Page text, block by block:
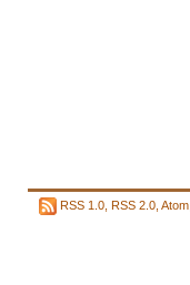
RSS 1.0 RSS 2.0 Atom